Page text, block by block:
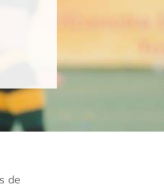
de